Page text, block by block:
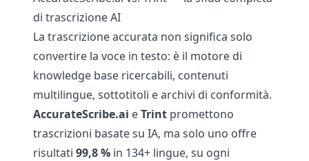
di trascrizione AI
La trascrizione accurata non significa solo
convertire la voce in testo: è il motore di
knowledge base ricercabili, contenuti
multilingue, sottotitoli e archivi di conformità.
AccurateScribe.ai eTrint promettono
trascrizioni basate su IA, ma solo uno offre
risultati 99,8 % in 134+ lingue, su ogni